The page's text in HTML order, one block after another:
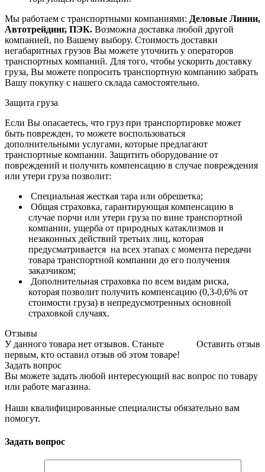
Мы работаем с транспортными компаниями: Деловые Линии,
Автотрейдинг, ПЭК. Возможна доставка любой другой
компанией, по Вашему выбору. Стоимость доставки
негабаритных грузов Вы можете уточнить у операторов
транспортных компаний. Для того, чтобы ускорить доставку
груза, Вы можете попросить транспортную компанию забрать
Вашу покупку с нашего склада самостоятельно.
Защита груза
Если Вы опасаетесь, что груз при транспортировке может
быть поврежден, то можете воспользоваться
дополнительными услугами, которые предлагают
транспортные компании. Защитить оборудование от
повреждений и получить компенсацию в случае повреждения
или утери груза позволит:
Специальная жесткая тара или обрешетка;
Общая страховка, гарантирующая компенсацию в
случае порчи или утери груза по вине транспортной
компании, ущерба от природных катаклизмов и
незаконных действий третьих лиц, которая
предусматривается на всех этапах с момента передачи
товара транспортной компании до его получения
заказчиком;
Дополнительная страховка по всем видам риска,
которая позволит получить компенсацию (0,3-0,6% от
стоимости груза) в непредусмотренных основной
страховкой случаях.
Отзывы
Оставить отзыв
У данного товара нет отзывов. Станьте
первым, кто оставил отзыв об этом товаре!
Задать вопрос
Вы можете задать любой интересующий вас вопрос по товару
или работе магазина.
Наши квалифицированные специалисты обязательно вам
помогут.
Задать вопрос